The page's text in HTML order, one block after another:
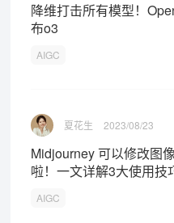
降维打击所有模型！
布o3
AIGC
夏花生 2023/08/23
Midjourney 可以修改图
啦！一文详解3大使用技
AIGC